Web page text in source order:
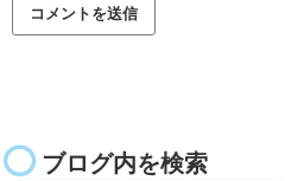
ブログ内を検索